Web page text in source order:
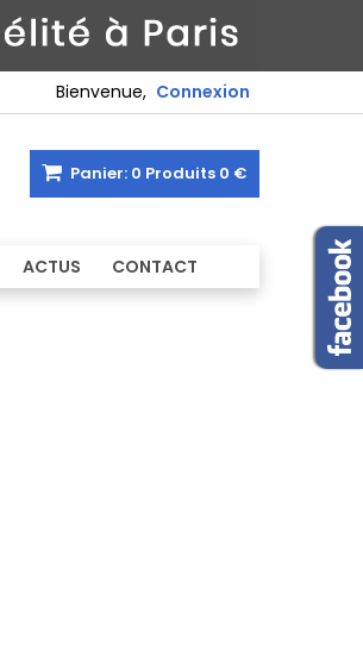
Bienvenue, Connexion
Panier: 0 Produits 0 €
ACTUS CONTACT